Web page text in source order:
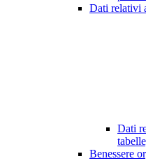
Dati relativi
Dati
Benessere